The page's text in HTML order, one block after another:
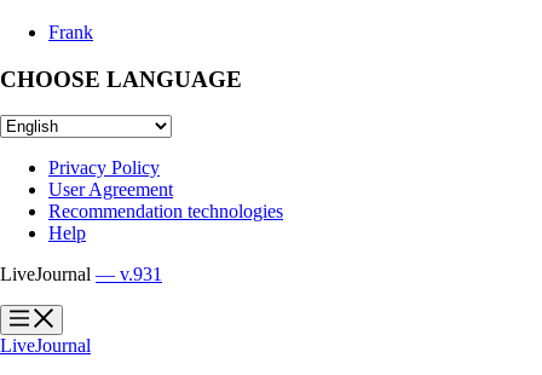
Frank
CHOOSE LANGUAGE
Privacy Policy
User Agreement
Recommendation technologies
Help
LiveJournal — v.931
?
?
LiveJournal